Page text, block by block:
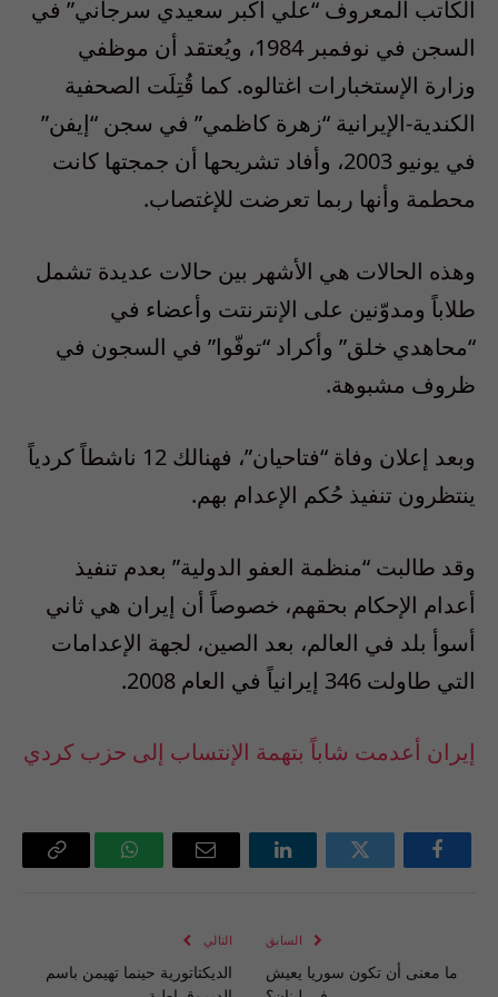
الكاتب المعروف “علي أكبر سعيدي سرجاني” في
السجن في نوفمبر 1984، ويُعتقد أن موظفي
وزارة الإستخبارات اغتالوه. كما قُتِلَت الصحفية
الكندية-الإيرانية “زهرة كاظمي” في سجن “إيفن”
في يونيو 2003، وأفاد تشريحها أن جمجتها كانت
محطمة وأنها ربما تعرضت للإغتصاب.
وهذه الحالات هي الأشهر بين حالات عديدة تشمل
طلاباً ومدوّنين على الإنترنتت وأعضاء في
“محاهدي خلق” وأكراد “توفّوا” في السجون في
ظروف مشبوهة.
وبعد إعلان وفاة “فتاحيان”، فهنالك 12 ناشطاً كردياً
ينتظرون تنفيذ حُكم الإعدام بهم.
وقد طالبت “منظمة العفو الدولية” بعدم تنفيذ
أعدام الإحكام بحقهم، خصوصاً أن إيران هي ثاني
أسوأ بلد في العالم، بعد الصين، لجهة الإعدامات
التي طاولت 346 إيرانياً في العام 2008.
إيران أعدمت شاباً بتهمة الإنتساب إلى حزب كردي
فيسبوك تويتر لينكدإن
البريد
واتساب Copy
السابق
ما معنى أن تكون سوريا يعيش
التالي
الديكتاتورية حينما تهيمن باسم